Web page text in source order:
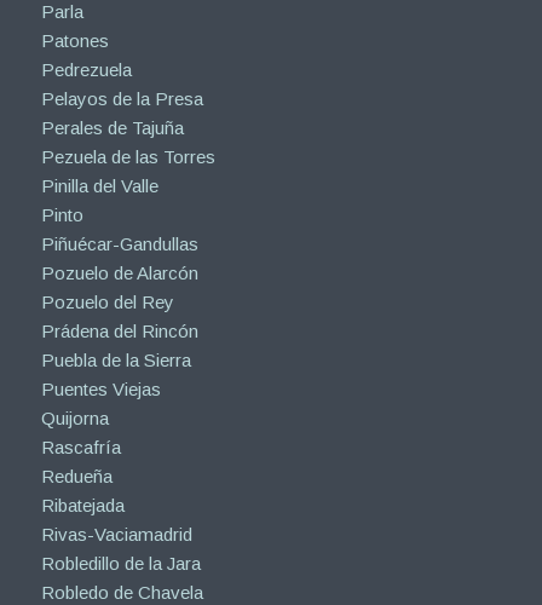
Parla
Patones
Pedrezuela
Pelayos de la Presa
Perales de Tajuña
Pezuela de las Torres
Pinilla del Valle
Pinto
Piñuécar-Gandullas
Pozuelo de Alarcón
Pozuelo del Rey
Prádena del Rincón
Puebla de la Sierra
Puentes Viejas
Quijorna
Rascafría
Redueña
Ribatejada
Rivas-Vaciamadrid
Robledillo de la Jara
Robledo de Chavela